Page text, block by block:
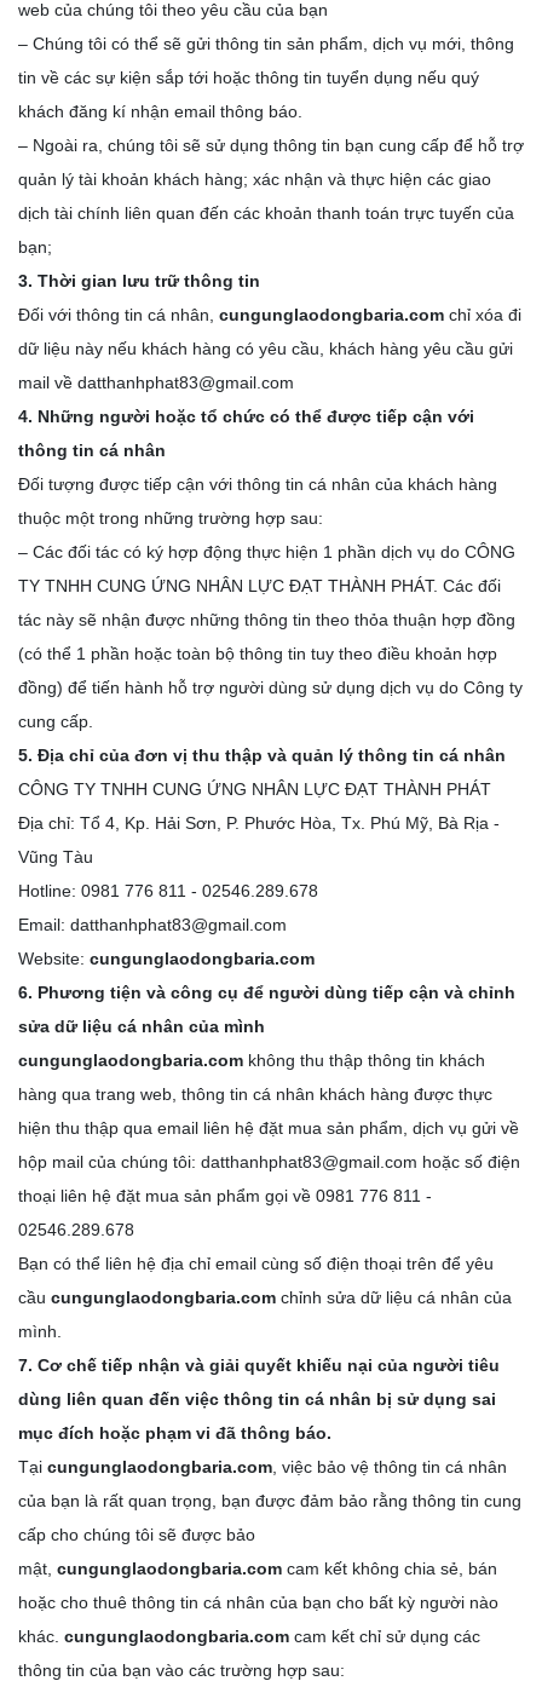
web của chúng tôi theo yêu cầu của bạn
– Chúng tôi có thể sẽ gửi thông tin sản phẩm, dịch vụ mới, thông
tin về các sự kiện sắp tới hoặc thông tin tuyển dụng nếu quý
khách đăng kí nhận email thông báo.
– Ngoài ra, chúng tôi sẽ sử dụng thông tin bạn cung cấp để hỗ trợ
quản lý tài khoản khách hàng; xác nhận và thực hiện các giao
dịch tài chính liên quan đến các khoản thanh toán trực tuyến của
bạn;
3. Thời gian lưu trữ thông tin
Đối với thông tin cá nhân, cungunglaodongbaria.com chỉ xóa đi
dữ liệu này nếu khách hàng có yêu cầu, khách hàng yêu cầu gửi
mail về datthanhphat83@gmail.com
4. Những người hoặc tổ chức có thể được tiếp cận với
thông tin cá nhân
Đối tượng được tiếp cận với thông tin cá nhân của khách hàng
thuộc một trong những trường hợp sau:
– Các đối tác có ký hợp động thực hiện 1 phần dịch vụ do CÔNG
TY TNHH CUNG ỨNG NHÂN LỰC ĐẠT THÀNH PHÁT. Các đối
tác này sẽ nhận được những thông tin theo thỏa thuận hợp đồng
(có thể 1 phần hoặc toàn bộ thông tin tuy theo điều khoản hợp
đồng) để tiến hành hỗ trợ người dùng sử dụng dịch vụ do Công ty
cung cấp.
5. Địa chỉ của đơn vị thu thập và quản lý thông tin cá nhân
CÔNG TY TNHH CUNG ỨNG NHÂN LỰC ĐẠT THÀNH PHÁT
Địa chỉ: Tổ 4, Kp. Hải Sơn, P. Phước Hòa, Tx. Phú Mỹ, Bà Rịa -
Vũng Tàu
Hotline: 0981 776 811 - 02546.289.678
Email: datthanhphat83@gmail.com
Website: cungunglaodongbaria.com
6. Phương tiện và công cụ để người dùng tiếp cận và chỉnh
sửa dữ liệu cá nhân của mình
cungunglaodongbaria.com không thu thập thông tin khách
hàng qua trang web, thông tin cá nhân khách hàng được thực
hiện thu thập qua email liên hệ đặt mua sản phẩm, dịch vụ gửi về
hộp mail của chúng tôi: datthanhphat83@gmail.com hoặc số điện
thoại liên hệ đặt mua sản phẩm gọi về 0981 776 811 -
02546.289.678
Bạn có thể liên hệ địa chỉ email cùng số điện thoại trên để yêu
cầu cungunglaodongbaria.com chỉnh sửa dữ liệu cá nhân của
mình.
7. Cơ chế tiếp nhận và giải quyết khiếu nại của người tiêu
dùng liên quan đến việc thông tin cá nhân bị sử dụng sai
mục đích hoặc phạm vi đã thông báo.
Tại cungunglaodongbaria.com , việc bảo vệ thông tin cá nhân
của bạn là rất quan trọng, bạn được đảm bảo rằng thông tin cung
cấp cho chúng tôi sẽ được bảo
mật, cungunglaodongbaria.com cam kết không chia sẻ, bán
hoặc cho thuê thông tin cá nhân của bạn cho bất kỳ người nào
khác. cungunglaodongbaria.com cam kết chỉ sử dụng các
thông tin của bạn vào các trường hợp sau: